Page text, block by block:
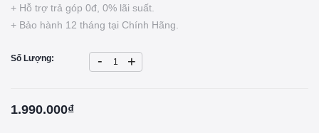
+ Hỗ trợ trả góp 0đ, 0% lãi suất.
+ Bảo hành 12 tháng tại Chính Hãng.
Số Lượng: - +
1.990.000₫